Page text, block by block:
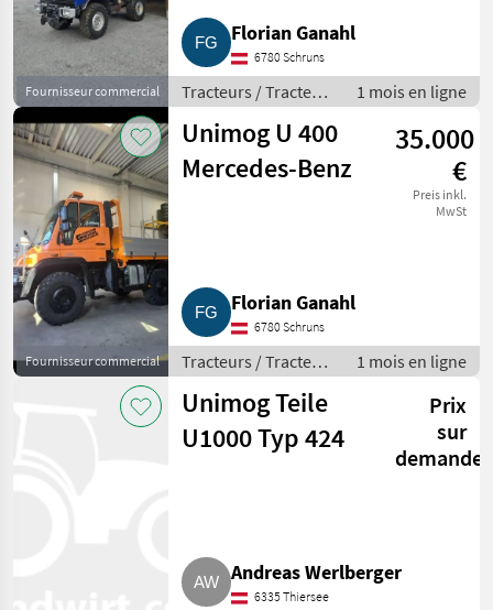
Fournisseur commercial
Florian Ganahl
6780 Schruns
Tracteurs / Tracteurs
agricoles
1 mois en ligne
Fournisseur commercial
Unimog U 400
Mercedes-Benz
35.000
€
Preis inkl.
MwSt
Florian Ganahl
6780 Schruns
Tracteurs / Tracteurs
agricoles
1 mois en ligne
Unimog Teile
U1000 Typ 424
Prix
sur
demande
Andreas Werlberger
6335 Thiersee